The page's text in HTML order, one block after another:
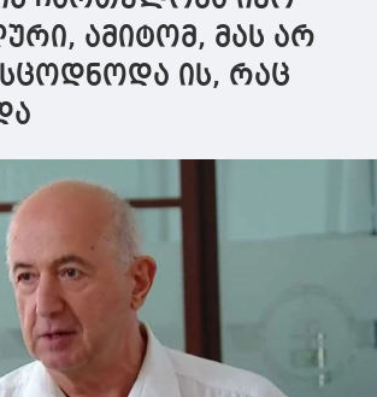
ამიტომ, მას არ
ის, რაც